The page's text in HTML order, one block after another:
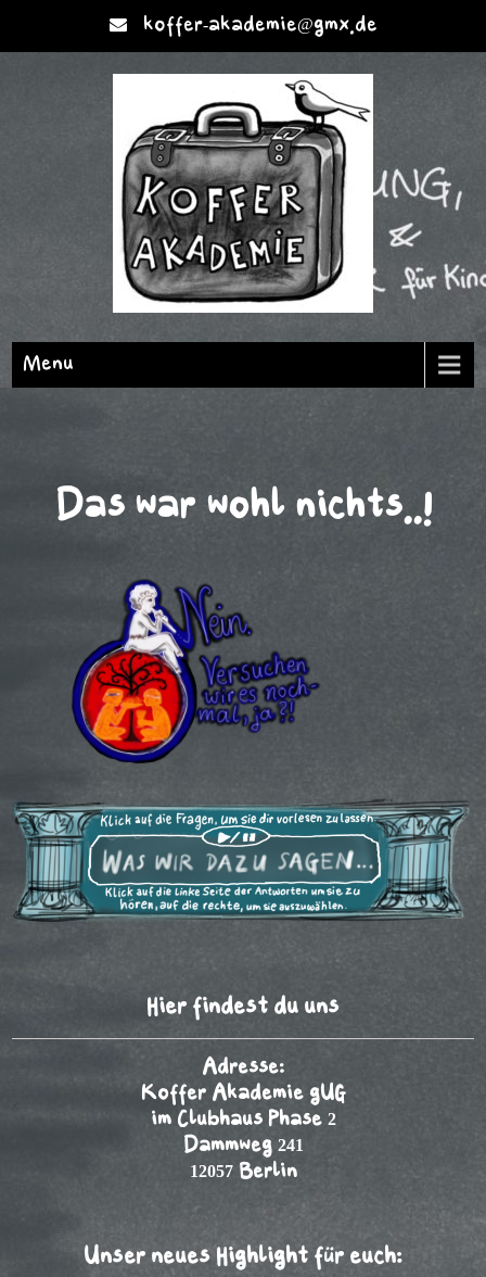
koffer-akademie@gmx.de
Menu
Das war wohl nichts..!
Hier findest du uns
Adresse:
Koffer Akademie gUG
im Clubhaus Phase 2
Dammweg 241
12057 Berlin
Unser neues Highlight für euch: